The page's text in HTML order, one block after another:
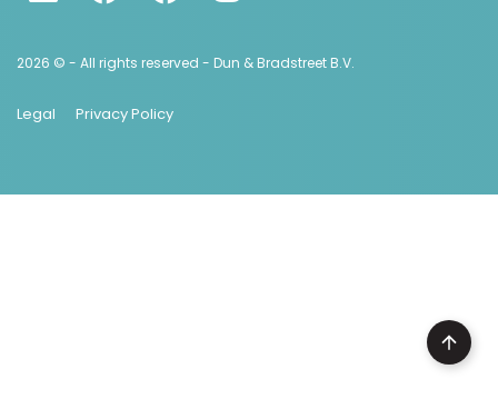
2026 © - All rights reserved - Dun & Bradstreet B.V.
Legal Privacy Policy